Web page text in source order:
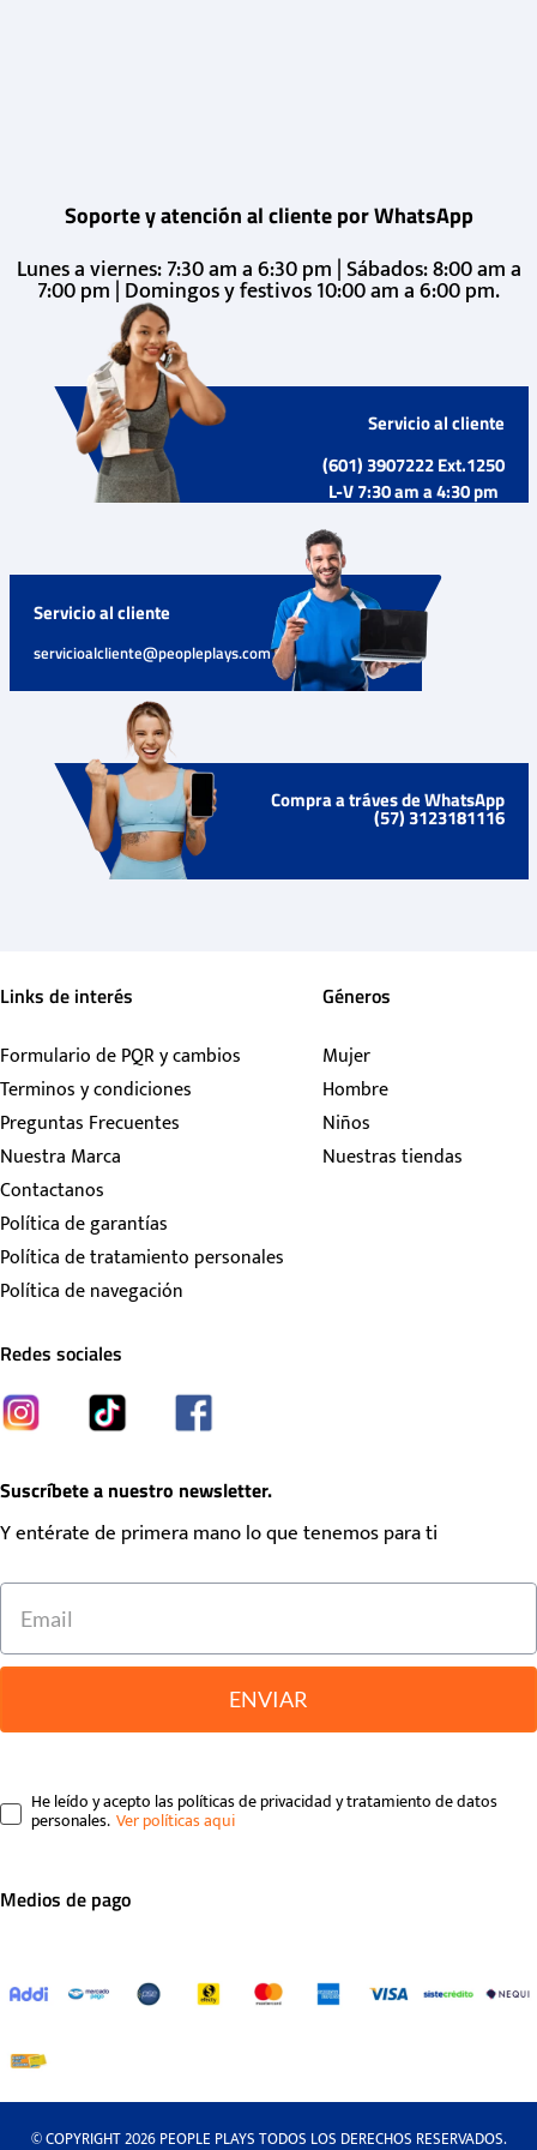
Soporte y atención al cliente por WhatsApp
Lunes a viernes: 7:30 am a 6:30 pm | Sábados: 8:00 am a
7:00 pm | Domingos y festivos 10:00 am a 6:00 pm.
Servicio al cliente
(601) 3907222 Ext.1250
L-V 7:30 am a 4:30 pm
Servicio al cliente
servicioalcliente@peopleplays.com
Compra a tráves de WhatsApp
(57) 3123181116
Links de interés
Formulario de PQR y cambios
Terminos y condiciones
Preguntas Frecuentes
Nuestra Marca
Contactanos
Política de garantías
Política de tratamiento personales
Política de navegación
Géneros
Mujer
Hombre
Niños
Nuestras tiendas
Redes sociales
Suscríbete a nuestro newsletter.
Y entérate de primera mano lo que tenemos para ti
ENVIAR
He leído y acepto las políticas de privacidad y tratamiento de datos
personales.
Medios de pago
© COPYRIGHT 2026 PEOPLE PLAYS TODOS LOS DERECHOS RESERVADOS.